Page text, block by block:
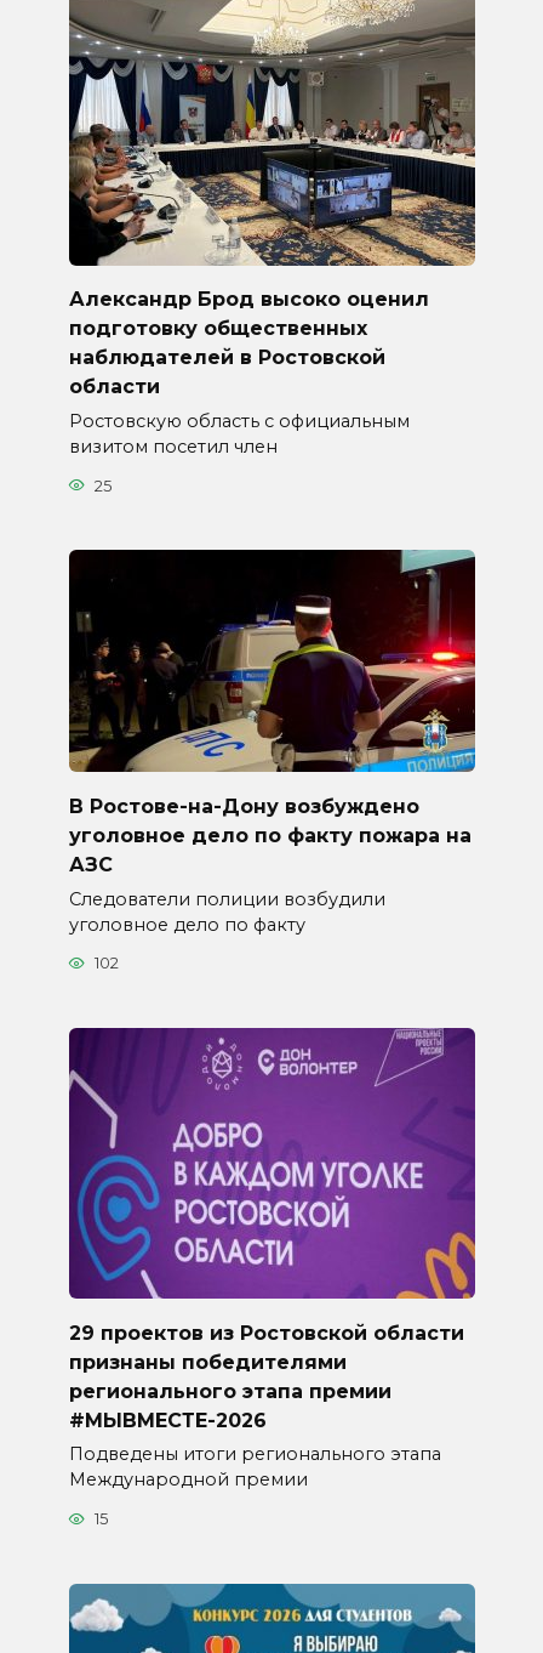
Александр Брод высоко оценил
подготовку общественных
наблюдателей в Ростовской
области
Ростовскую область с официальным
визитом посетил член
25
В Ростове-на-Дону возбуждено
уголовное дело по факту пожара на
АЗС
Следователи полиции возбудили
уголовное дело по факту
102
29 проектов из Ростовской области
признаны победителями
регионального этапа премии
#МЫВМЕСТЕ-2026
Подведены итоги регионального этапа
Международной премии
15